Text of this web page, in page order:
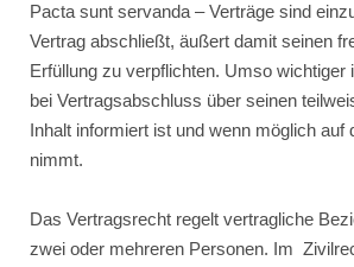
Pacta sunt servanda – Verträge sind
Vertrag abschließt, äußert damit seinen
Erfüllung zu verpflichten. Umso wichtiger
bei Vertragsabschluss über seinen
Inhalt informiert ist und wenn möglich auf
nimmt.
Das Vertragsrecht regelt vertragliche
zwei oder mehreren Personen. Im